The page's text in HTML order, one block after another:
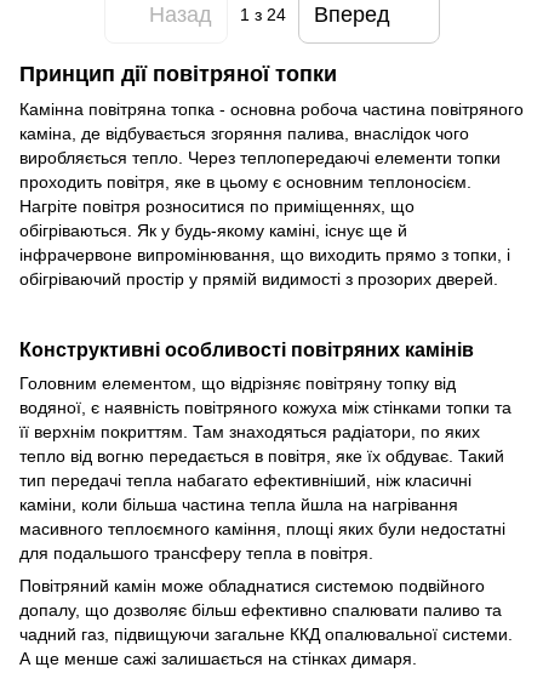
Назад 1 з 24 Вперед
Принцип дії повітряної топки
Камінна повітряна топка - основна робоча частина повітряного
каміна, де відбувається згоряння палива, внаслідок чого
виробляється тепло. Через теплопередаючі елементи топки
проходить повітря, яке в цьому є основним теплоносієм.
Нагріте повітря розноситися по приміщеннях, що
обігріваються. Як у будь-якому каміні, існує ще й
інфрачервоне випромінювання, що виходить прямо з топки, і
обігріваючий простір у прямій видимості з прозорих дверей.
Конструктивні особливості повітряних камінів
Головним елементом, що відрізняє повітряну топку від
водяної, є наявність повітряного кожуха між стінками топки та
її верхнім покриттям. Там знаходяться радіатори, по яких
тепло від вогню передається в повітря, яке їх обдуває. Такий
тип передачі тепла набагато ефективніший, ніж класичні
каміни, коли більша частина тепла йшла на нагрівання
масивного теплоємного каміння, площі яких були недостатні
для подальшого трансферу тепла в повітря.
Повітряний камін може обладнатися системою подвійного
допалу, що дозволяє більш ефективно спалювати паливо та
чадний газ, підвищуючи загальне ККД опалювальної системи.
А ще менше сажі залишається на стінках димаря.